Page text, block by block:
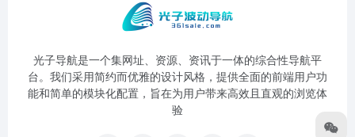
光子导航是一个集网址、资源、资讯于一体的综合性导航平
台。我们采用简约而优雅的设计风格，提供全面的前端用户功
能和简单的模块化配置，旨在为用户带来高效且直观的浏览体
验